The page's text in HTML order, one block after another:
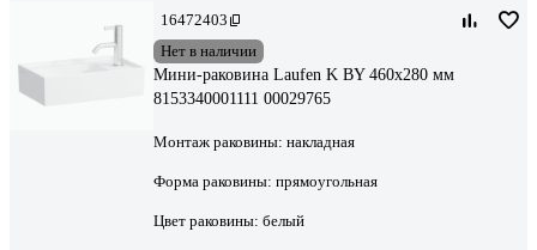
16472403
Нет в наличии
Мини-раковина Laufen K BY 460х280 мм
8153340001111 00029765
Монтаж раковины: накладная
Форма раковины: прямоугольная
Цвет раковины: белый